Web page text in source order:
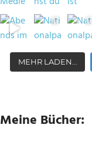
MEHR LADEN…
Meine Bücher: